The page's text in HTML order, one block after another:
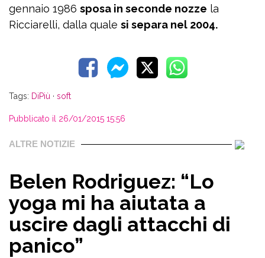
gennaio 1986 sposa in seconde nozze la
Ricciarelli, dalla quale si separa nel 2004.
Tags: DiPiù · soft
Pubblicato il 26/01/2015 15:56
ALTRE NOTIZIE
Belen Rodriguez: “Lo
yoga mi ha aiutata a
uscire dagli attacchi di
panico”